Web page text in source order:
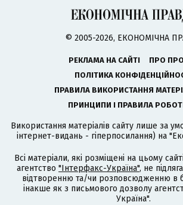
© 2005-2026, ЕКОНОМІЧНА
РЕКЛАМА НА САЙТІ
ПРО
ПОЛІТИКА
ПРАВИЛА ВИКОРИСТАННЯ
ПРИНЦИПИ І ПРАВИЛА
Використання матеріалів сайту лише за
інтернет-видань - гіперпосилання) на
Всі матеріали, які розміщені на цьому
агентство "Інтерфакс-Україна", не
відтворенню та/чи розповсюдженню в
інакше як з письмового дозволу
Україна".